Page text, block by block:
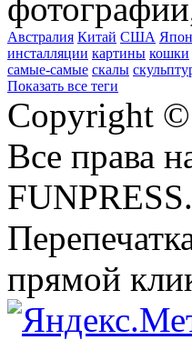
Австралия Китай США
инсталляции картины кошки
самые-самые скалы
Показать все теги
Copyright
Все права
прямой